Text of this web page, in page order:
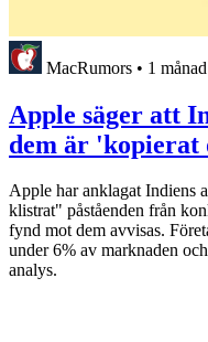
MacRumors • 1
Apple säger att
dem är
Apple har anklagat Indiens
klistrat" påståenden från
fynd mot dem avvisas.
under 6% av marknaden
analys.